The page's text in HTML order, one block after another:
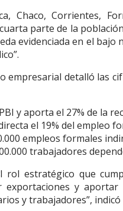
Chaco, Corrientes,
parte de la
evidenciada en el
empresarial detalló las
y aporta el 27% de la
el 19% del empleo
empleos formales
trabajadores
rol estratégico que
y
y trabajadores”, indicó